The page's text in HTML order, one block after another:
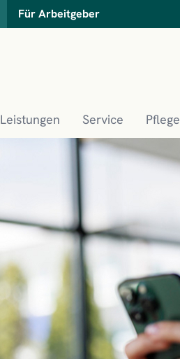
Für Arbeitgeber
Leistungen Service Pflege